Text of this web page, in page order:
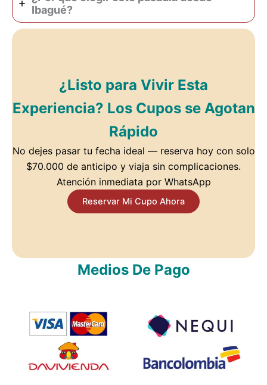
Ibagué?
¿Listo para Vivir Esta
Experiencia? Los Cupos se Agotan
Rápido
No dejes pasar tu fecha ideal — reserva hoy con solo
$70.000 de anticipo y viaja sin complicaciones.
Atención inmediata por WhatsApp
Reservar Mi Cupo Ahora
Medios De Pago